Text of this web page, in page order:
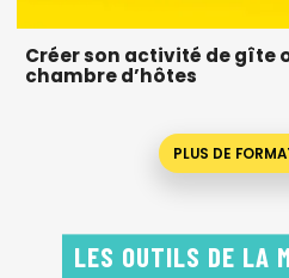
Créer son activité de gîte
chambre d’hôtes
PLUS DE
LES OUTILS DE LA